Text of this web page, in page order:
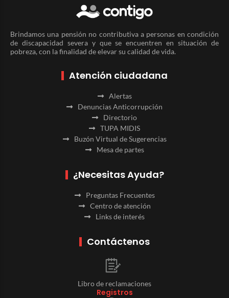
Brindamos una pensión no contributiva a personas en condición
de discapacidad severa y que se encuentren en situación de
pobreza, con la finalidad de elevar su calidad de vida.
Atención ciudadana
Alertas
Denuncias Anticorrupción
Directorio
TUPA MIDIS
Buzón Virtual de Sugerencias
Mesa de partes
¿Necesitas Ayuda?
Preguntas Frecuentes
Centro de atención
Links de interés
Contáctenos
Libro de reclamaciones
Registros